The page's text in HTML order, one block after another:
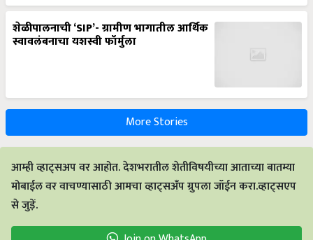
शेळीपालनाची ‘SIP’- ग्रामीण भागातील आर्थिक
स्वावलंबनाचा यशस्वी फॉर्मुला
More Stories
आम्ही व्हाट्सअप वर आहोत. देशभरातील शेतीविषयीच्या आताच्या बातम्या
मोबाईल वर वाचण्यासाठी आमचा व्हाट्सअँप ग्रुपला जॉईन करा.व्हाट्सएप
से जुड़ें.